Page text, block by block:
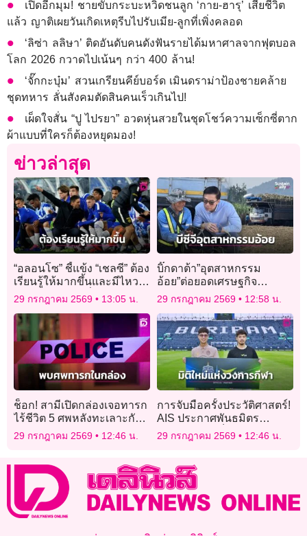
เปิดอีกมุม! ชายขับกระบะหวิดชนลูก ‘กาย-ฮารุ’ เสียชีวิต
แล้ว ญาติเผยวันเกิดเหตุรีบไปรับเมีย-ลูกที่เพิ่งคลอด
‘ลิซ่า ลลิษา’ ติดอันดับคนดังฟันรายได้มหาศาลจากฟุตบอล
โลก 2026 กวาดไปเน้นๆ กว่า 400 ล้าน!
‘จั๊กกะบุ๋ม’ สวนเกรียนคีย์บอร์ด เมินดราม่าป้องชายคล้าย
ชุดทหาร ลั่นสังคมตัดสินคนเร็วเกินไป!
เผ็ดใจสั่น “ปู ไปรยา” อวดหุ่นสวยในชุดโชว์ความเซ็กซี่ตาก
ผ้าแบบที่ใครก็ต้องหยุดมอง!
ข่าวล่าสุด
“อลอนโซ” ชี้แข้ง “เชลซี” ต้อง
เรียนรู้ให้มากขึ้นและมีไหว
พริบในการเล่นที่ถูกต้อง
29 กรกฎาคม 2569 13:05 น.
บิ๊กดาต้า”อุตสาหกรรม
อ้อย”ต่อยอดเศรษฐกิจ
หมุนเวียน
29 กรกฎาคม 2569 12:58 น.
ช็อก! สามีเปิดกล่องเจอทารก
ไร้ชีวิต 5 ศพหลังทะเลาะกับ
ภรรยา
29 กรกฎาคม 2569 12:46 น.
การจับมือครั้งประวัติศาสตร์!
AIS ประกาศพันธมิตร
“บุรีรัมย์ ยูไนเต็ด”ร่วมพลิก
โฉมยกระดับอุตสาหกรรม
วงการกีฬา
29 กรกฎาคม 2569 12:46 น.